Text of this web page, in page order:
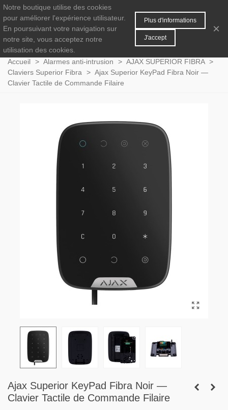
0 MENU
Accueil > Alarmes anti-intrusion > AJAX SUPERIOR FIBRA >
Claviers Superior Fibra
> Ajax Superior KeyPad Fibra Noir —
Clavier Tactile de Commande Filaire
Ajax Superior KeyPad Fibra Noir —
Clavier Tactile de Commande Filaire
Notre boutique utilise des cookies
pour améliorer l'expérience utilisateur.
En poursuivant votre navigation sur
notre site, vous acceptez notre
utilisation des cookies.
Plus d'informations
J'accept
×